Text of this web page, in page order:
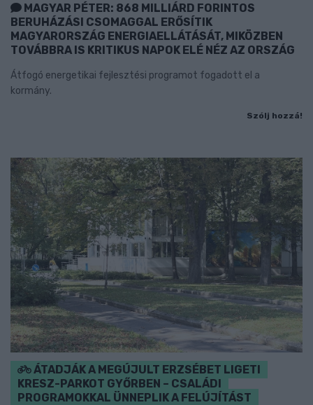
MAGYAR PÉTER: 868 MILLIÁRD FORINTOS
BERUHÁZÁSI CSOMAGGAL ERŐSÍTIK
MAGYARORSZÁG ENERGIAELLÁTÁSÁT, MIKÖZBEN
TOVÁBBRA IS KRITIKUS NAPOK ELÉ NÉZ AZ ORSZÁG
Átfogó energetikai fejlesztési programot fogadott el a
kormány.
Szólj hozzá!
ÁTADJÁK A MEGÚJULT ERZSÉBET LIGETI
KRESZ-PARKOT GYŐRBEN – CSALÁDI
PROGRAMOKKAL ÜNNEPLIK A FELÚJÍTÁST